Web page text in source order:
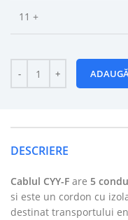
11 +
DESCRIERE
Cablul CYY-F are 5
si este un cordon cu
destinat transportului